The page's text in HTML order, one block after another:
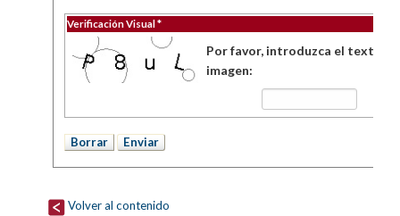
Verificación Visual *
Por favor, introduzca el texto
imagen:
Volver al contenido